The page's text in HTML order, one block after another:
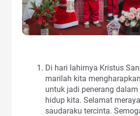
Di hari lahirnya Kristus
marilah kita
untuk jadi penerang
hidup kita. Selamat
saudaraku tercinta.